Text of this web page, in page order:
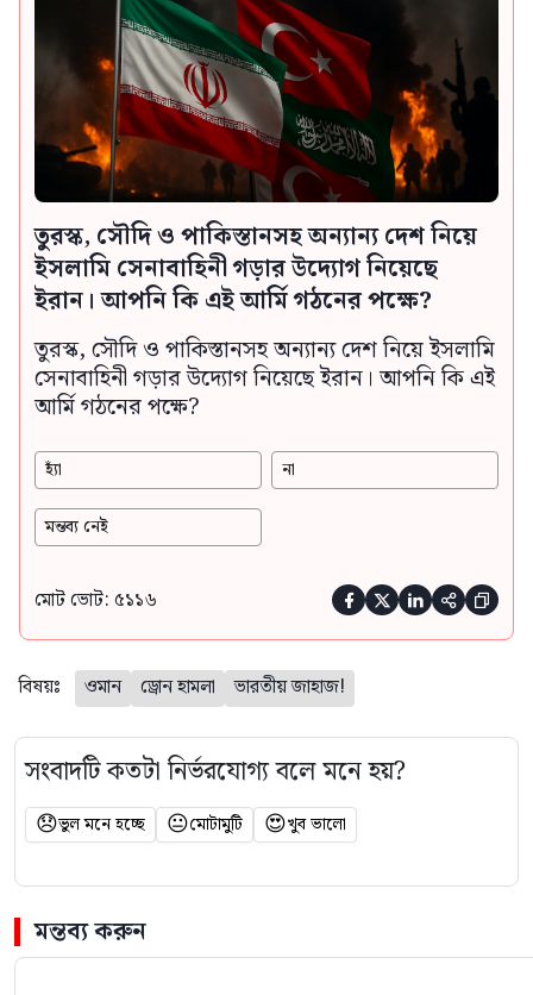
তুরস্ক, সৌদি ও পাকিস্তানসহ অন্যান্য দেশ নিয়ে
ইসলামি সেনাবাহিনী গড়ার উদ্যোগ নিয়েছে
ইরান। আপনি কি এই আর্মি গঠনের পক্ষে?
তুরস্ক, সৌদি ও পাকিস্তানসহ অন্যান্য দেশ নিয়ে ইসলামি
সেনাবাহিনী গড়ার উদ্যোগ নিয়েছে ইরান। আপনি কি এই
আর্মি গঠনের পক্ষে?
হ্যাঁ না
মন্তব্য নেই
মোট ভোট: ৫১১৬     
বিষয়ঃ ওমান ড্রোন হামলা ভারতীয় জাহাজ!
সংবাদটি কতটা নির্ভরযোগ্য বলে মনে হয়?
😞ভুল মনে হচ্ছে 😐মোটামুটি 😍খুব ভালো
মন্তব্য করুন